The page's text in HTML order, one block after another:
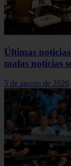
Últimas noticias
malas noticias
5 de agosto de 2026